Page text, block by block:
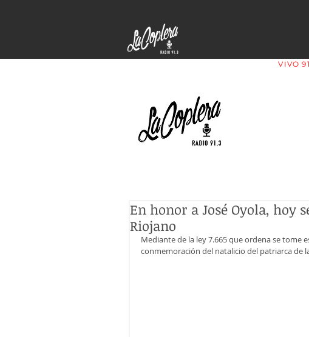
VIVO
En honor a José Oyola, hoy
Riojano
Mediante de la ley 7.665 que ordena se tome
conmemoración del natalicio del patriarca de